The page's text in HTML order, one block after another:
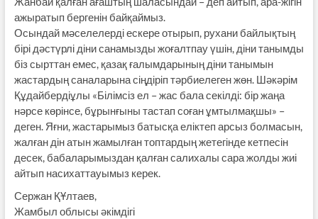
ажыратып бергенін байқаймыз.
Осындай мәселелерді ескере отырып, рухани байлықтың
бірі дәстүрлі діни санамызды жоғалтпау үшін, діни танымды
біз сырттан емес, қазақ ғалымдарының діни танымын
жастардың саналарына сіңдіріп тәрбиелеген жөн. Шәкәрім
Құдайбердіұлы «Білімсіз ел – жас бала секілді: бір жаңа
нәрсе көрінсе, бұрынғыны тастап соған ұмтылмақшы» –
деген. Яғни, жастарымыз батысқа еліктеп арсыз болмасын,
жалған дін атын жамылған топтардың жетегінде кетпесін
десек, бабаларымыздан қалған салихалы сара жолды жиі
айтып насихаттауымыз керек.
Сержан ҚҰлтаев,
Жамбыл облысы әкімдігі